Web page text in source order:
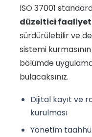
ISO 37001
düzeltici
sürdürülebilir ve
sistemi
bölümde
bulacaksınız.
Dijital kayıt ve
kurulması
Yönetim